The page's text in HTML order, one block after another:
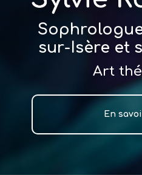
sur-Isère et
Art
En